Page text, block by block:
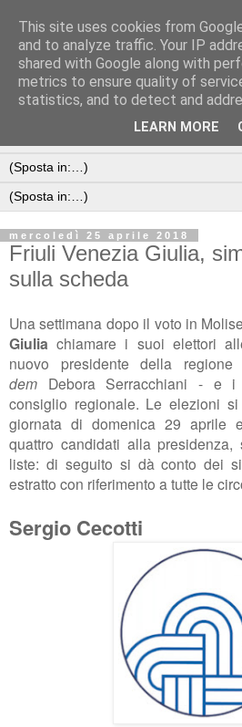
mercoledì 25 aprile 2018
Friuli Venezia Giulia,
sulla scheda
Una settimana dopo il voto in
Giuliachiamare i suoi elettori
nuovo presidente della
dem Debora Serracchiani - e i
consiglio regionale. Le elezioni
giornata di domenica 29 aprile
quattro candidati alla
liste: di seguito si dà conto dei
estratto con riferimento a tutte le
Sergio Cecotti
This site uses cookies from
and to analyze traffic. Your IP
shared with Google along with
metrics to ensure quality of
statistics, and to detect and
LEARN MORE